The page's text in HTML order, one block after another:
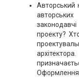
Авторський
проекту?